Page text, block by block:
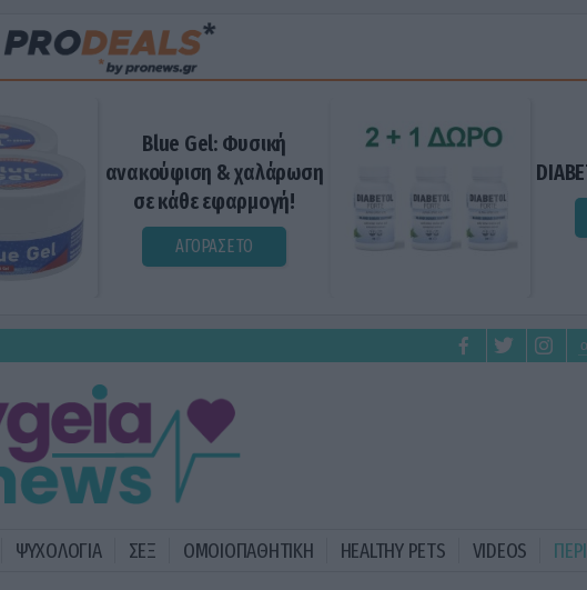
Blue Gel: Φυσική
ανακούφιση & χαλάρωση
σε κάθε εφαρμογή!
ΑΓΟΡΑΣΕ ΤΟ
ΨΥΧΟΛΟΓΙΑ ΣΕΞ ΟΜΟΙΟΠΑΘΗΤΙΚΗ HEALTHY PETS VIDEOS